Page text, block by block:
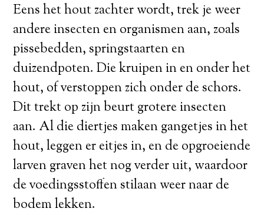
Eens het hout zachter wordt, trek je weer
andere insecten en organismen aan, zoals
pissebedden, springstaarten en
duizendpoten. Die kruipen in en onder het
hout, of verstoppen zich onder de schors.
Dit trekt op zijn beurt grotere insecten
aan. Al die diertjes maken gangetjes in het
hout, leggen er eitjes in, en de opgroeiende
larven graven het nog verder uit, waardoor
de voedingsstoffen stilaan weer naar de
bodem lekken.